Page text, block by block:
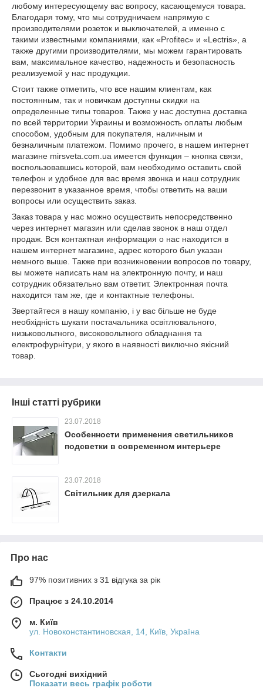
любому интересующему вас вопросу, касающемуся товара.
Благодаря тому, что мы сотрудничаем напрямую с
производителями розеток и выключателей, а именно с
такими известными компаниями, как «Profitec» и «Lectris», а
также другими производителями, мы можем гарантировать
вам, максимальное качество, надежность и безопасность
реализуемой у нас продукции.
Стоит также отметить, что все нашим клиентам, как
постоянным, так и новичкам доступны скидки на
определенные типы товаров. Также у нас доступна доставка
по всей территории Украины и возможность оплаты любым
способом, удобным для покупателя, наличным и
безналичным платежом. Помимо прочего, в нашем интернет
магазине mirsveta.com.ua имеется функция – кнопка связи,
воспользовавшись которой, вам необходимо оставить свой
телефон и удобное для вас время звонка и наш сотрудник
перезвонит в указанное время, чтобы ответить на ваши
вопросы или осуществить заказ.
Заказ товара у нас можно осуществить непосредственно
через интернет магазин или сделав звонок в наш отдел
продаж. Вся контактная информация о нас находится в
нашем интернет магазине, адрес которого был указан
немного выше. Также при возникновении вопросов по товару,
вы можете написать нам на электронную почту, и наш
сотрудник обязательно вам ответит. Электронная почта
находится там же, где и контактные телефоны.
Звертайтеся в нашу компанію, і у вас більше не буде
необхідність шукати постачальника освітлювального,
низьковольтного, високовольтного обладнання та
електрофурнітури, у якого в наявності виключно якісний
товар.
Інші статті рубрики
23.07.2018
Особенности применения светильников
подсветки в современном интерьере
23.07.2018
Світильник для дзеркала
Про нас
97% позитивних з 31 відгука за рік
Працює з 24.10.2014
м. Київ
ул. Новоконстантиновская, 14, Київ, Україна
Контакти
Сьогодні вихідний
Показати весь графік роботи